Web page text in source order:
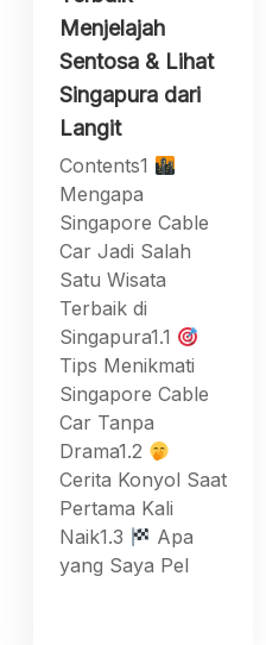
Menjelajah
Sentosa & Lihat
Singapura dari
Langit
Contents1
Mengapa
Singapore Cable
Car Jadi Salah
Satu Wisata
Terbaik di
Singapura1.1
Tips Menikmati
Singapore Cable
Car Tanpa
Drama1.2
Cerita Konyol Saat
Pertama Kali
Naik1.3
Apa
yang Saya Pel